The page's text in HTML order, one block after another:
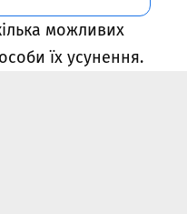
можливих
їх усунення.